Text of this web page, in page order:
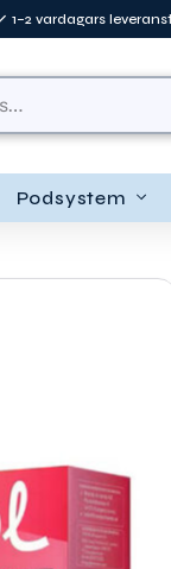
1–2 vardagars
Podsystem